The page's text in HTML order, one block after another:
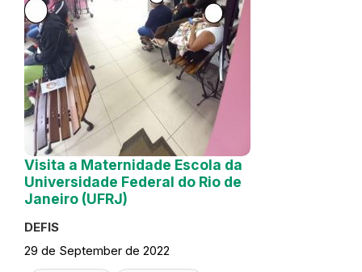
Visita a Maternidade Escola da
Universidade Federal do Rio de
Janeiro (UFRJ)
DEFIS
29 de September de 2022